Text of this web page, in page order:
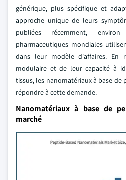
générique, plus spécifique et
approche unique de leurs
publiées récemment,
pharmaceutiques mondiales
dans leur modèle d'affaires. En
modulaire et de leur capacité à
tissus, les nanomatériaux à base de
répondre à cette demande.
Nanomatériaux à base de
marché